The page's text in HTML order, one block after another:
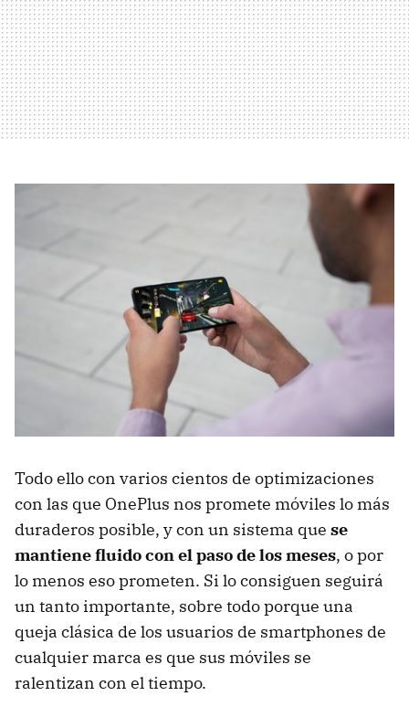
Todo ello con varios cientos de optimizaciones
con las que OnePlus nos promete móviles lo más
duraderos posible, y con un sistema que se
mantiene fluido con el paso de los meses, o por
lo menos eso prometen. Si lo consiguen seguirá
un tanto importante, sobre todo porque una
queja clásica de los usuarios de smartphones de
cualquier marca es que sus móviles se
ralentizan con el tiempo.